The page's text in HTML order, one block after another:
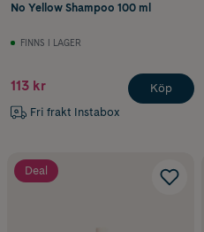
No Yellow Shampoo 100 ml
FINNS I LAGER
113 kr
Fri frakt Instabox
Köp
Deal